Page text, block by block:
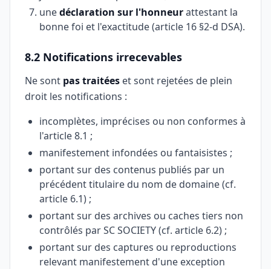
unedéclaration sur l'honneurattestant la
bonne foi et l'exactitude (article 16 §2-d DSA).
8.2 Notifications irrecevables
Ne sont pas traitées et sont rejetées de plein
droit les notifications :
incomplètes, imprécises ou non conformes à
l'article 8.1 ;
manifestement infondées ou fantaisistes ;
portant sur des contenus publiés par un
précédent titulaire du nom de domaine (cf.
article 6.1) ;
portant sur des archives ou caches tiers non
contrôlés par SC SOCIETY (cf. article 6.2) ;
portant sur des captures ou reproductions
relevant manifestement d'une exception